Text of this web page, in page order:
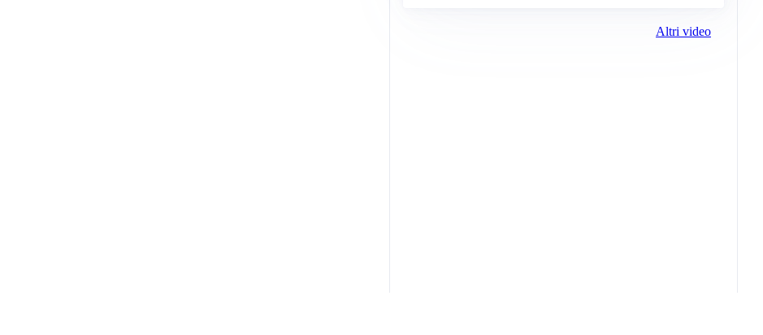
Altri video